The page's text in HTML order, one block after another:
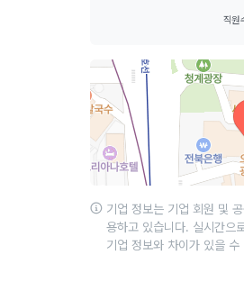
직원
기업 정보는 기업 회원 및
용하고 있습니다. 실시간으
기업 정보와 차이가 있을 수